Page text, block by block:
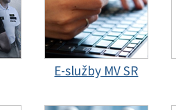
E-služby MV SR